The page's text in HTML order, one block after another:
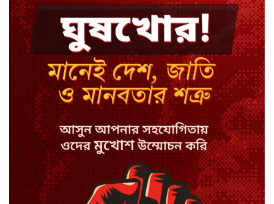
মন্ত্রী-এমপিদের উপস্থিতিতে ইউএনওর
আইফোন চুরি
সিরাজগঞ্জে বাস ট্রাক দুর্ঘটনা, চালকসহ
নিহত ২
স্পিকারের নামে জাল ডিও, প্রতারণার
অভিযোগে এসিল্যান্ডের বিরুদ্ধে মামলা